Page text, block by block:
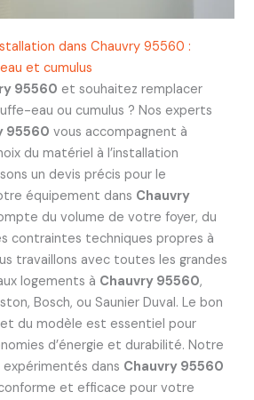
dans Chauvry 95560 :
et cumulus
95560 et souhaitez remplacer
eau ou cumulus ? Nos experts
95560 vous accompagnent à
du matériel à l’installation
un devis précis pour le
équipement dans Chauvry
du volume de votre foyer, du
contraintes techniques propres à
travaillons avec toutes les grandes
logements à Chauvry 95560,
Bosch, ou Saunier Duval. Le bon
du modèle est essentiel pour
d’énergie et durabilité. Notre
dans Chauvry 95560
conforme et efficace pour votre